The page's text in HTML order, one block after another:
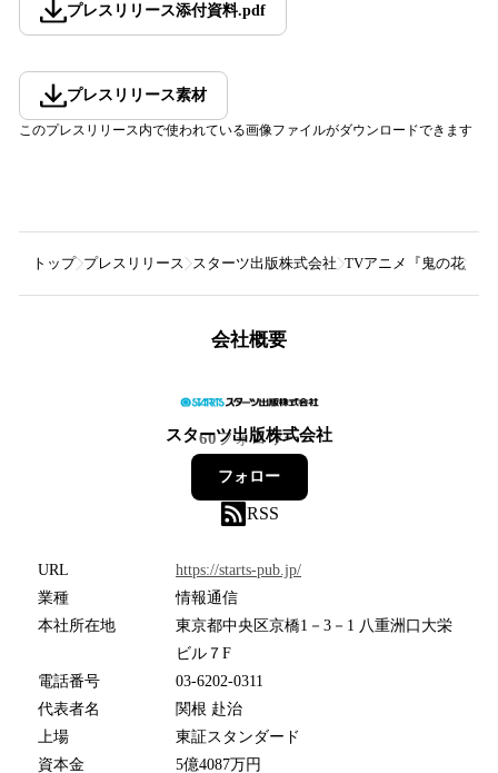
プレスリリース添付資料.pdf
プレスリリース素材
このプレスリリース内で使われている画像ファイルがダウンロードできます
トップ プレスリリース スターツ出版株式会社 TVアニメ『鬼の花嫁
会社概要
スターツ出版株式会社
60フォロワー
フォロー
RSS
URL
https://starts-pub.jp/
業種
情報通信
本社所在地
東京都中央区京橋1－3－1 八重洲口大栄
ビル７F
電話番号
03-6202-0311
代表者名
関根 赴治
上場
東証スタンダード
資本金
5億4087万円